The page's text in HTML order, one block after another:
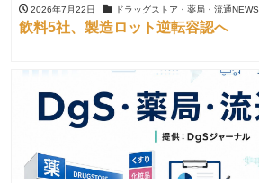
2026年7月22日 ドラッグストア・薬局・流通NEWS
飲料5社、製造ロット逆転容認へ